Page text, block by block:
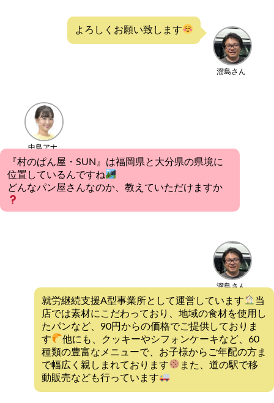
溜島さん
よろしくお願い致します
中島アナ
『村のぱん屋・SUN』は福岡県と大分県の県境に
位置しているんですね
どんなパン屋さんなのか、教えていただけますか
溜島さん
就労継続支援A型事業所として運営しています
当
店では素材にこだわっており、地域の食材を使用し
たパンなど、90円からの価格でご提供しておりま
す
他にも、クッキーやシフォンケーキなど、60
種類の豊富なメニューで、お子様からご年配の方ま
で幅広く親しまれております
また、道の駅で移
動販売なども行っています